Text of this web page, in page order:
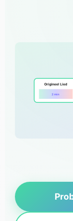
Origineel Lied
2 min